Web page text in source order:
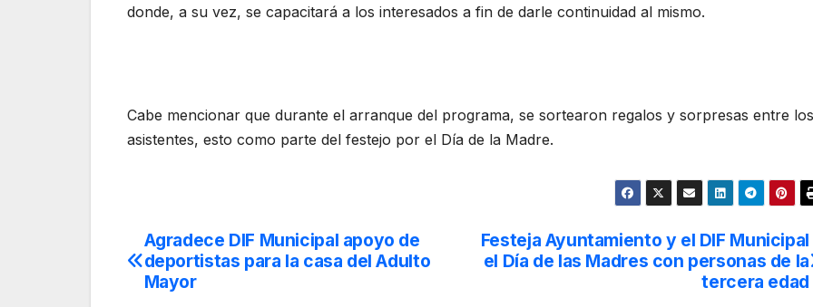
donde, a su vez, se capacitará a los interesados a fin de darle continuidad al mismo.
Cabe mencionar que durante el arranque del programa, se sortearon regalos y sorpresas entre los
asistentes, esto como parte del festejo por el Día de la Madre.
Navegación
de
Festeja Ayuntamiento y el DIF Municipal
el Día de las Madres con personas de la
tercera edad
Agradece DIF Municipal apoyo de
deportistas para la casa del Adulto
Mayor